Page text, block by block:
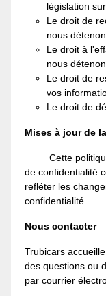
législation
Le droit de
nous
Le droit à
nous
Le droit de
vos
Le droit de
Mises à jour de
Cette
de confidentialité
refléter les
confidentialité
Nous contacter
Trubicars
des questions ou
par courrier